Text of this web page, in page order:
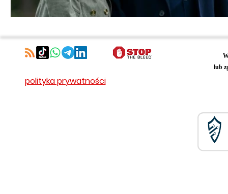
lub
polityka prywatności